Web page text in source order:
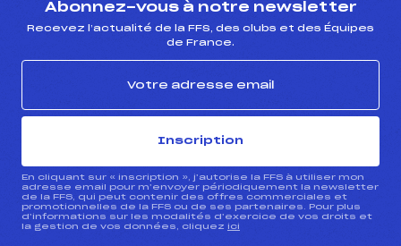
Abonnez-vous à notre newsletter
Recevez l’actualité de la FFS, des clubs et des Équipes
de France.
Inscription
En cliquant sur « inscription », j’autorise la FFS à utiliser mon
adresse email pour m’envoyer périodiquement la newsletter
de la FFS, qui peut contenir des offres commerciales et
promotionnelles de la FFS ou de ses partenaires. Pour plus
d’informations sur les modalités d’exercice de vos droits et
la gestion de vos données, cliquez ici